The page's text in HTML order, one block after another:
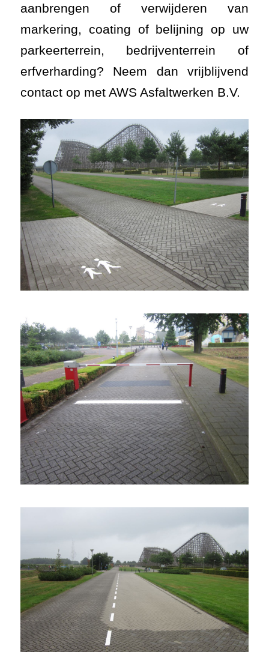
aanbrengen of verwijderen van
markering, coating of belijning op uw
parkeerterrein, bedrijventerrein of
erfverharding? Neem dan vrijblijvend
contact op met AWS Asfaltwerken B.V.